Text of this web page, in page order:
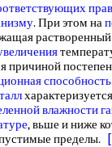
. При этом на
причиной
способность
характеризуется
влажности
, вьше и ниже
пределы.